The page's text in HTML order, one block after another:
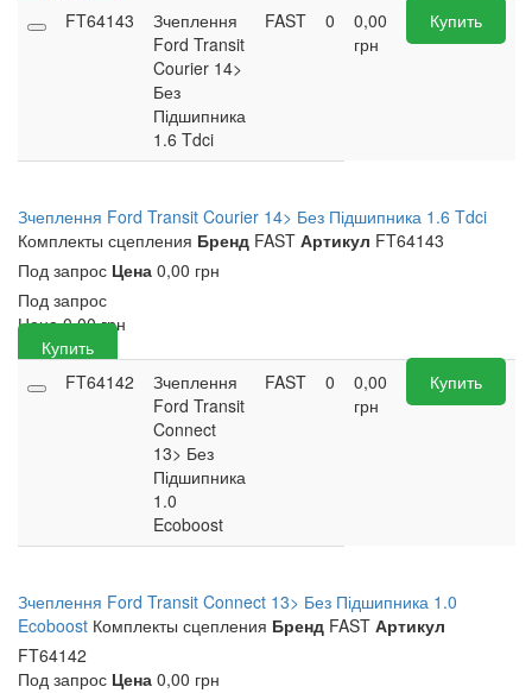
FT64143
Зчеплення
Ford Transit
Courier 14>
Без
Підшипника
1.6 Tdci
FAST 0
0,00
грн
Купить
Зчеплення Ford Transit Courier 14> Без Підшипника 1.6 Tdci
Комплекты сцепления Бренд FAST Артикул FT64143
Под запрос Цена 0,00 грн
Под запрос
Цена 0,00грн
Купить
FT64142
Зчеплення
Ford Transit
Connect
13> Без
Підшипника
1.0
Ecoboost
FAST 0
0,00
грн
Купить
Зчеплення Ford Transit Connect 13> Без Підшипника 1.0
Ecoboost Комплекты сцепления Бренд FAST Артикул
FT64142
Под запрос Цена 0,00 грн